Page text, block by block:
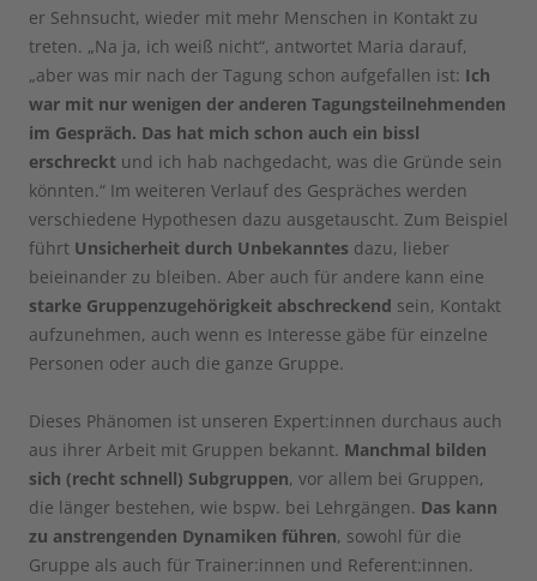
er Sehnsucht, wieder mit mehr Menschen in Kontakt zu
treten. „Na ja, ich weiß nicht“, antwortet Maria darauf,
„aber was mir nach der Tagung schon aufgefallen ist: Ich
war mit nur wenigen der anderen Tagungsteilnehmenden
im Gespräch. Das hat mich schon auch ein bissl
erschreckt und ich hab nachgedacht, was die Gründe sein
könnten.“ Im weiteren Verlauf des Gespräches werden
verschiedene Hypothesen dazu ausgetauscht. Zum Beispiel
führt Unsicherheit durch Unbekanntes dazu, lieber
beieinander zu bleiben. Aber auch für andere kann eine
starke Gruppenzugehörigkeit abschreckend sein, Kontakt
aufzunehmen, auch wenn es Interesse gäbe für einzelne
Personen oder auch die ganze Gruppe.
Dieses Phänomen ist unseren Expert:innen durchaus auch
aus ihrer Arbeit mit Gruppen bekannt. Manchmal bilden
sich (recht schnell) Subgruppen, vor allem bei Gruppen,
die länger bestehen, wie bspw. bei Lehrgängen. Das kann
zu anstrengenden Dynamiken führen, sowohl für die
Gruppe als auch für Trainer:innen und Referent:innen.